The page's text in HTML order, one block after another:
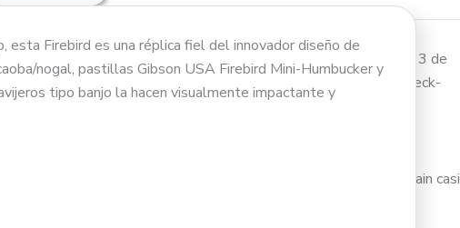
esta Firebird es una réplica fiel del innovador diseño de
nogal, pastillas Gibson USA Firebird Mini-Humbucker y
tipo banjo la hacen visualmente impactante y
más vanguardistas y atrevidas de la historia. La Firebird 1963 de
que utiliza una construcción de mástil a través del cuerpo (neck-
rango de precio.
single-coil pero más claras que una humbucker) y buscas un sustain casi
través del cuerpo (Neck-Through).
de Caoba/Nogal.